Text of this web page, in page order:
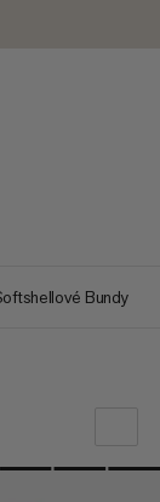
Bundy